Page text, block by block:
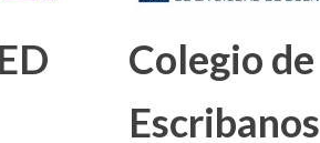
Colegio de
Escribanos